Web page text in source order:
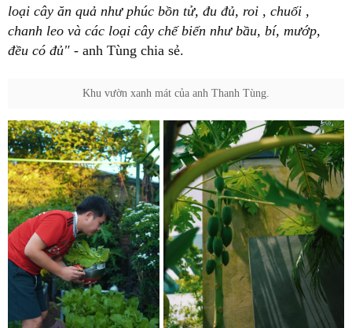
loại cây ăn quả như phúc bồn tử, đu đủ, roi , chuối ,
chanh leo và các loại cây chế biến như bầu, bí, mướp,
đều có đủ" - anh Tùng chia sẻ.
Khu vườn xanh mát của anh Thanh Tùng.